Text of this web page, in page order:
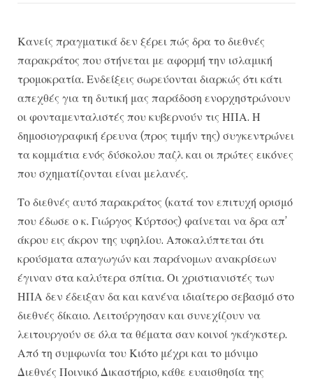
Κανείς πραγματικά δεν ξέρει πώς δρα το διεθνές
παρακράτος που στήνεται με αφορμή την ισλαμική
τρομοκρατία. Ενδείξεις σωρεύονται διαρκώς ότι κάτι
απεχθές για τη δυτική μας παράδοση ενορχηστρώνουν
οι φονταμενταλιστές που κυβερνούν τις ΗΠΑ. Η
δημοσιογραφική έρευνα (προς τιμήν της) συγκεντρώνει
τα κομμάτια ενός δύσκολου παζλ και οι πρώτες εικόνες
που σχηματίζονται είναι μελανές.
Το διεθνές αυτό παρακράτος (κατά τον επιτυχή ορισμό
που έδωσε ο κ. Γιώργος Κύρτσος) φαίνεται να δρα απ’
άκρου εις άκρον της υφηλίου. Αποκαλύπτεται ότι
κρούσματα απαγωγών και παράνομων ανακρίσεων
έγιναν στα καλύτερα σπίτια. Οι χριστιανιστές των
ΗΠΑ δεν έδειξαν δα και κανένα ιδιαίτερο σεβασμό στο
διεθνές δίκαιο. Λειτούργησαν και συνεχίζουν να
λειτουργούν σε όλα τα θέματα σαν κοινοί γκάγκστερ.
Από τη συμφωνία του Κιότο μέχρι και το μόνιμο
Διεθνές Ποινικό Δικαστήριο, κάθε ευαισθησία της